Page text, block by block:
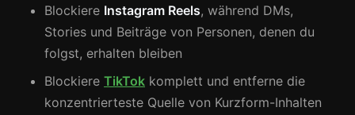
Blockiere Instagram Reels, während DMs,
Stories und Beiträge von Personen, denen du
folgst, erhalten bleiben
Blockiere TikTok komplett und entferne die
konzentrierteste Quelle von Kurzform-Inhalten